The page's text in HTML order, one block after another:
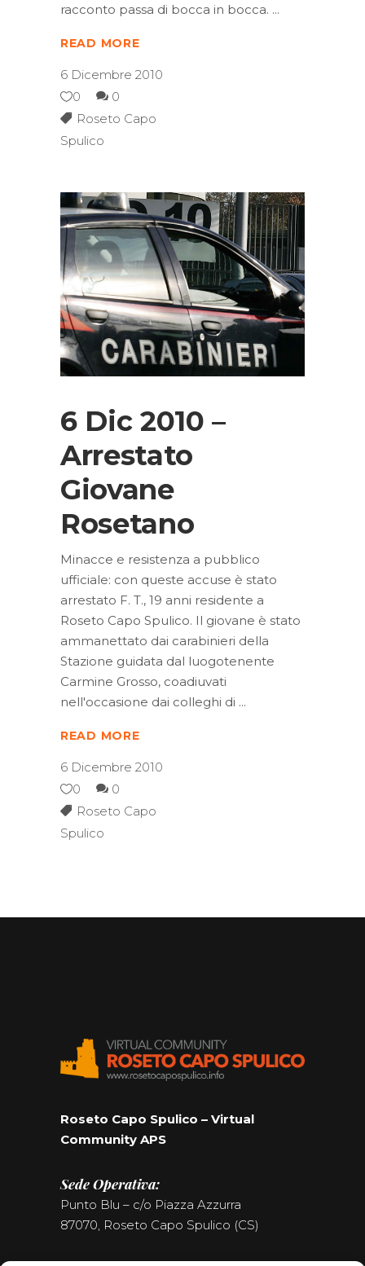
racconto passa di bocca in bocca.
READ MORE
6 Dicembre 2010
0
0
Roseto Capo
Spulico
6 Dic 2010 –
Arrestato
Giovane
Rosetano
Minacce e resistenza a pubblico
ufficiale: con queste accuse è stato
arrestato F. T., 19 anni residente a
Roseto Capo Spulico. Il giovane è stato
ammanettato dai carabinieri della
Stazione guidata dal luogotenente
Carmine Grosso, coadiuvati
nell'occasione dai colleghi di
READ MORE
6 Dicembre 2010
0
0
Roseto Capo
Spulico
Roseto Capo Spulico – Virtual
Community APS
Sede Operativa:
Punto Blu – c/o Piazza Azzurra
87070, Roseto Capo Spulico (CS)